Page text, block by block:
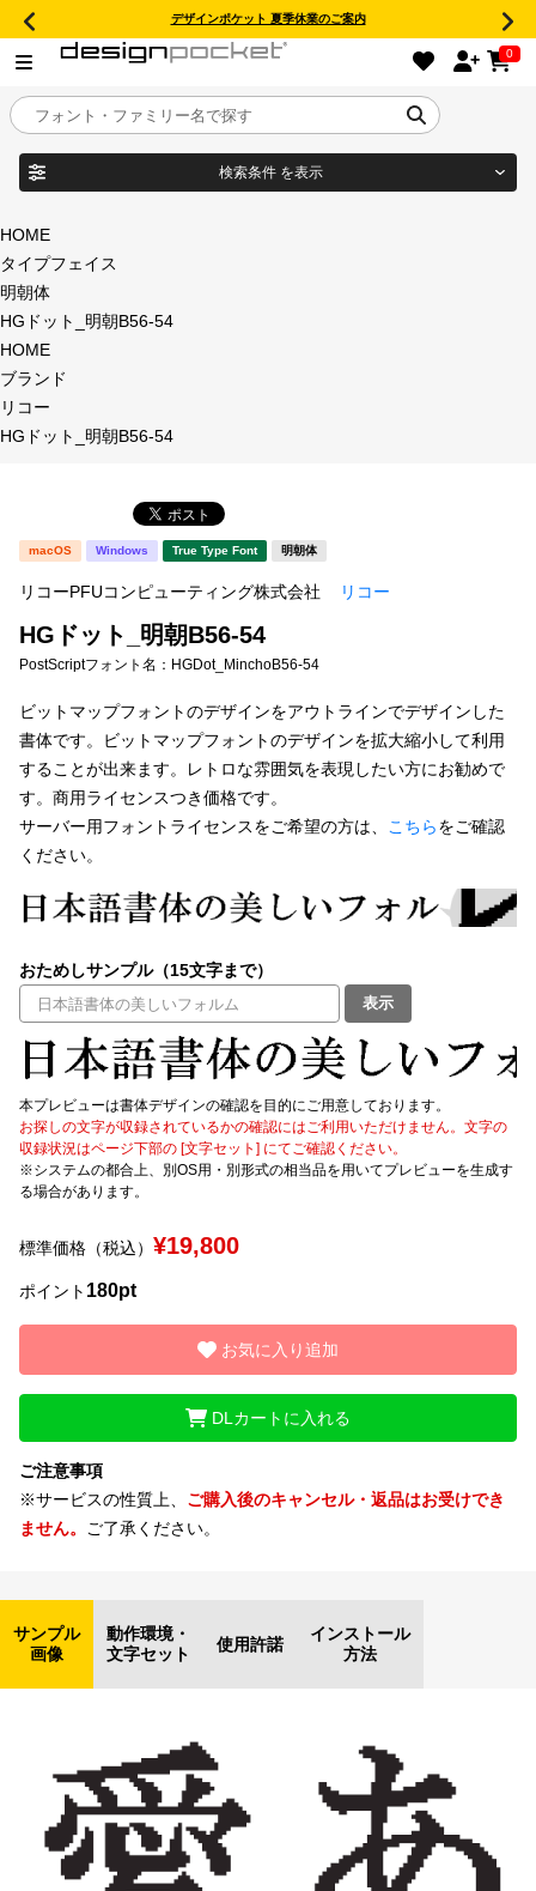
デザインポケット 夏季休業のご案内
0
目的別フォントガイド
特集
おすすめ
年間ライセンス商品
新着一覧
カート
マイページ
お気に入り
ご利用ガイド
お問い合わせ
検索条件 を表示
商品名
フォント形式
タイプフェイス
明朝体
宋朝体
教科書体 行書体
草書体 勘亭流
江戸文字
太さ・ウェイト
セット or 単体
文字種類
HOME
タイプフェイス
明朝体
HGドット_明朝B56-54
HOME
ブランド
リコー
HGドット_明朝B56-54
macOS Windows True Type Font 明朝体
リコーPFUコンピューティング株式会社 リコー
HGドット_明朝B56-54
PostScriptフォント名： HGDot_MinchoB56-54
ビットマップフォントのデザインをアウトラインでデザインした
書体です。ビットマップフォントのデザインを拡大縮小して利用
することが出来ます。レトロな雰囲気を表現したい方にお勧めで
す。商用ライセンスつき価格です。
サーバー用フォントライセンスをご希望の方は、
こちらをご確認
ください。
おためしサンプル（15文字まで）
表示
本プレビューは書体デザインの確認を目的にご用意しております。
お探しの文字が収録されているかの確認にはご利用いただけません。文字の
収録状況はページ下部の [文字セット] にてご確認ください。
※システムの都合上、別OS用・別形式の相当品を用いてプレビューを生成す
る場合があります。
標準価格（税込） ¥19,800
ポイント 180pt
お気に入り追加
DLカートに入れる
ご注意事項
※サービスの性質上、 ご購入後のキャンセル・返品はお受けでき
ません。 ご了承ください。
サンプル
画像
動作環境・
文字セット
使用許諾
インストール
方法